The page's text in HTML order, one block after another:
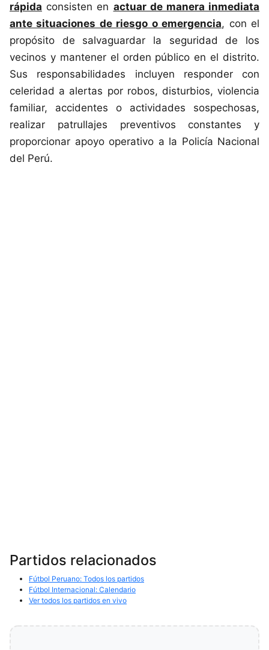
rápida consisten en actuar de manera inmediata
ante situaciones de riesgo o emergencia, con el
propósito de salvaguardar la seguridad de los
vecinos y mantener el orden público en el distrito.
Sus responsabilidades incluyen responder con
celeridad a alertas por robos, disturbios, violencia
familiar, accidentes o actividades sospechosas,
realizar patrullajes preventivos constantes y
proporcionar apoyo operativo a la Policía Nacional
del Perú.
Partidos relacionados
Fútbol Peruano: Todos los partidos
Fútbol Internacional: Calendario
Ver todos los partidos en vivo